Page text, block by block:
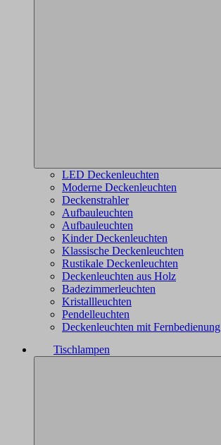
LED Deckenleuchten
Moderne Deckenleuchten
Deckenstrahler
Aufbauleuchten
Aufbauleuchten
Kinder Deckenleuchten
Klassische Deckenleuchten
Rustikale Deckenleuchten
Deckenleuchten aus Holz
Badezimmerleuchten
Kristallleuchten
Pendelleuchten
Deckenleuchten mit Fernbedienung
Tischlampen